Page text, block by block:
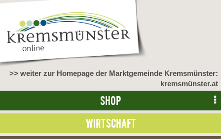
>> weiter zur Homepage der Marktgemeinde Kremsmünster:
kremsmünster.at
SHOP
WIRTSCHAFT